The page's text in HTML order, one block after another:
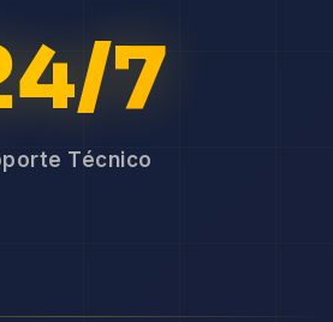
7
Técnico